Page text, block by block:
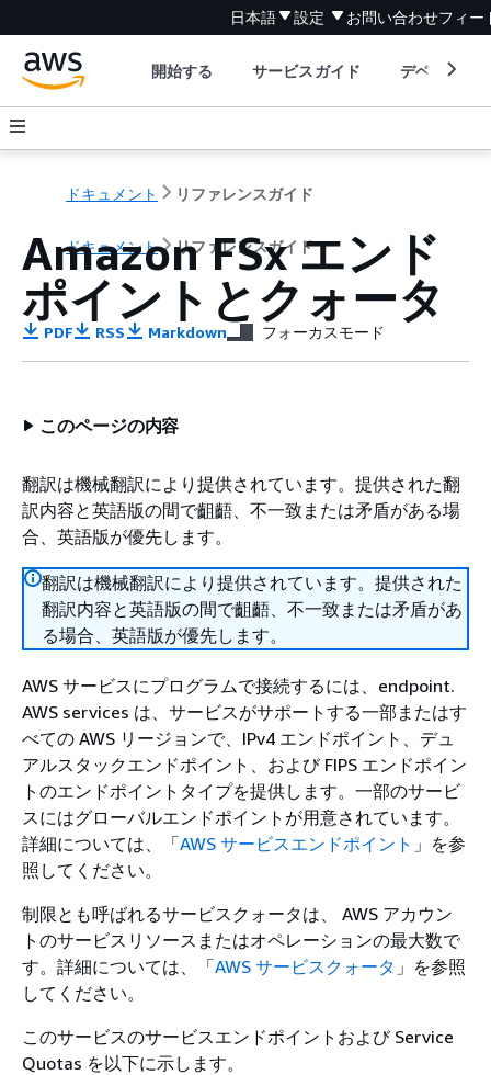
日本語 設定 お問い合わせフィー
開始する サービスガイド デベロッパ
ドキュメント リファレンスガイド
ドキュメント リファレンスガイド
Amazon FSx エンド
ポイントとクォータ
PDF RSS Markdown フォーカスモード
このページの内容
翻訳は機械翻訳により提供されています。提供された翻
訳内容と英語版の間で齟齬、不一致または矛盾がある場
合、英語版が優先します。
翻訳は機械翻訳により提供されています。提供された
翻訳内容と英語版の間で齟齬、不一致または矛盾があ
る場合、英語版が優先します。
AWS サービスにプログラムで接続するには、endpoint.
AWS services は、サービスがサポートする一部またはす
べての AWS リージョンで、IPv4 エンドポイント、デュ
アルスタックエンドポイント、および FIPS エンドポイン
トのエンドポイントタイプを提供します。一部のサービ
スにはグローバルエンドポイントが用意されています。
詳細については、「AWS サービスエンドポイント 」を参
照してください。
制限とも呼ばれるサービスクォータは、 AWS アカウン
トのサービスリソースまたはオペレーションの最大数で
す。詳細については、「AWS サービスクォータ 」を参照
してください。
このサービスのサービスエンドポイントおよび Service
Quotas を以下に示します。